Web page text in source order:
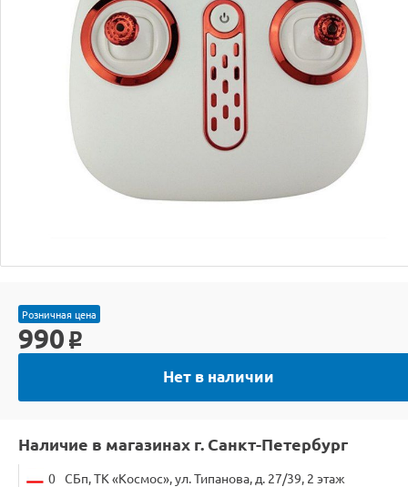
Розничная цена
990 o
Нет в наличии
Наличие в магазинах г. Санкт-Петербург
0 СБп, ТК «Космос», ул. Типанова, д. 27/39, 2 этаж